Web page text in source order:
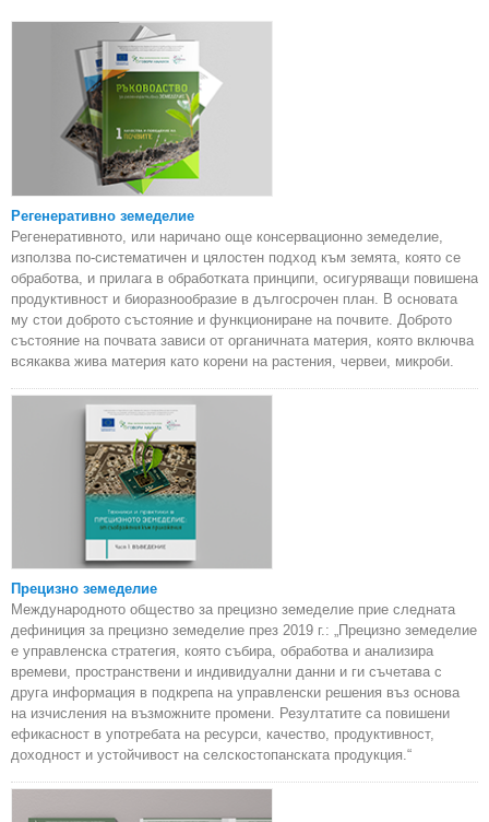
Регенеративно земеделие
Регенеративното, или наричано още консервационно земеделие,
използва по-систематичен и цялостен подход към земята, която се
обработва, и прилага в обработката принципи, осигуряващи повишена
продуктивност и биоразнообразие в дългосрочен план. В основата
му стои доброто състояние и функциониране на почвите. Доброто
състояние на почвата зависи от органичната материя, която включва
всякаква жива материя като корени на растения, червеи, микроби.
Прецизно земеделие
Международното общество за прецизно земеделие прие следната
дефиниция за прецизно земеделие през 2019 г.: „Прецизно земеделие
е управленска стратегия, която събира, обработва и анализира
времеви, пространствени и индивидуални данни и ги съчетава с
друга информация в подкрепа на управленски решения въз основа
на изчисления на възможните промени. Резултатите са повишени
ефикасност в употребата на ресурси, качество, продуктивност,
доходност и устойчивост на селскостопанската продукция.“